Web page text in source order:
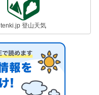
tenki.jp 登山天気